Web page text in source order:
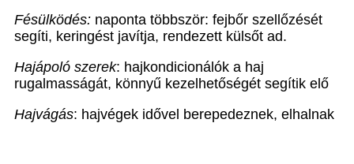
Fésülködés: naponta többször: fejbőr szellőzését
segíti, keringést javítja, rendezett külsőt ad.
Hajápoló szerek: hajkondicionálók a haj
rugalmasságát, könnyű kezelhetőségét segítik elő
Hajvágás: hajvégek idővel berepedeznek, elhalnak